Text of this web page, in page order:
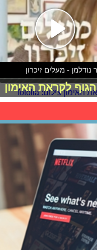
נודלמן - מעלים זיכרון
לקראת האימון